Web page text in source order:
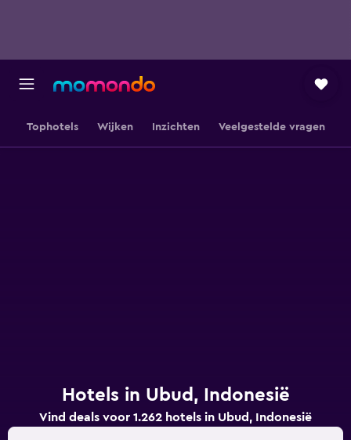
Tophotels Wijken Inzichten Veelgestelde vragen
Hotels in Ubud, Indonesië
Vind deals voor 1.262 hotels in Ubud, Indonesië